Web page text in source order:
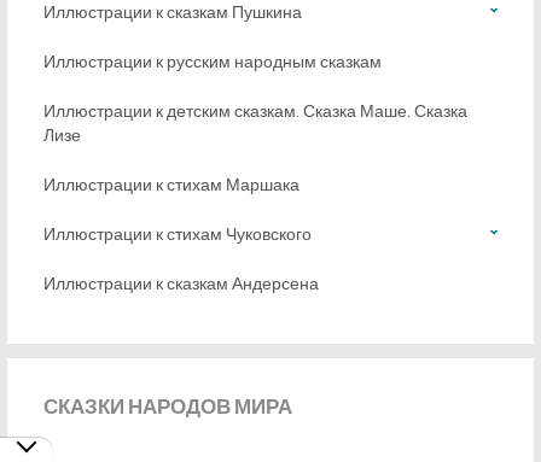
Иллюстрации к сказкам Пушкина
Иллюстрации к русским народным сказкам
Иллюстрации к детским сказкам. Сказка Маше. Сказка
Лизе
Иллюстрации к стихам Маршака
Иллюстрации к стихам Чуковского
Иллюстрации к сказкам Андерсена
СКАЗКИ НАРОДОВ МИРА